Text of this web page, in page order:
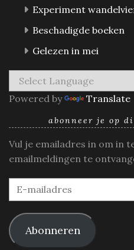
Experiment
Beschadigde boeken
Gelezen in mei
Powered by Translate
abonneer je op
Vul je emailadres in om in
emailmeldingen te
E-
mailadres
Abonneren